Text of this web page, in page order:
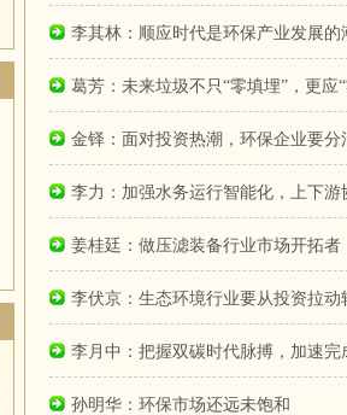
李其林：顺应时代是环保产业发展的
葛芳：未来垃圾不只“零填埋”，更应
金铎：面对投资热潮，环保企业要分
李力：加强水务运行智能化，上下游
姜桂廷：做压滤装备行业市场开拓者
李伏京：生态环境行业要从投资拉动
李月中：把握双碳时代脉搏，加速完
孙明华：环保市场还远未饱和